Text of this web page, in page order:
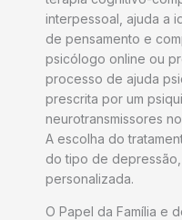
interpessoal, ajuda a
de pensamento e
psicólogo online ou
processo de ajuda
prescrita por um
neurotransmissores
A escolha do
do tipo de
personalizada.
O Papel da Família e